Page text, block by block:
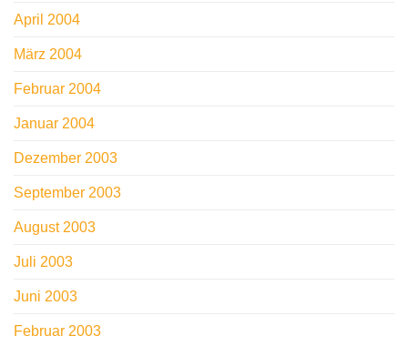
April 2004
März 2004
Februar 2004
Januar 2004
Dezember 2003
September 2003
August 2003
Juli 2003
Juni 2003
Februar 2003